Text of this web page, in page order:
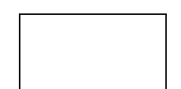
とんかつ